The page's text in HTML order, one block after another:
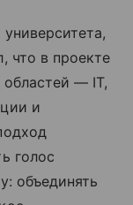
что в проекте
— IT,
и
голос
объединять